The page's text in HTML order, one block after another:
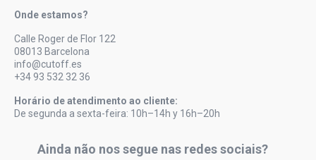
Onde estamos?
Calle Roger de Flor 122
08013 Barcelona
info@cutoff.es
+34 93 532 32 36
Horário de atendimento ao cliente:
De segunda a sexta-feira: 10h–14h y 16h–20h
Ainda não nos segue nas redes sociais?